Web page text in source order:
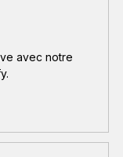
avec notre